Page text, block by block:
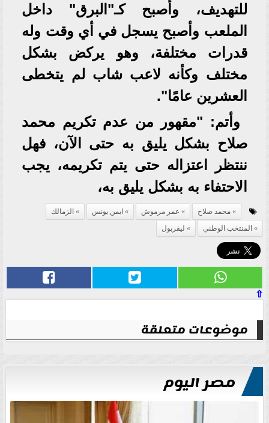
للتهديف، وأصبح كـ"البرق" داخل
الملعب وأصبح يسجل في أي وقت وله
قدرات مختلفة، وهو يركض بشكل
مختلف وكأنه لاعب شاب لم يتخطى
العشرين عامًا".
وأتم: "مقهور من عدم تكريم محمد
صلاح بشكل يليق به حتى الآن، فهل
ننتظر اعتزاله حتى يتم تكريمه، يجب
الاحتفاء به بشكل يليق به،
محمد صلاح عمر مرموش ايمن يونس
الزمالك
المنتخب الوطني
ليفربول
⇧
موضوعات متعلقة
مصر اليوم